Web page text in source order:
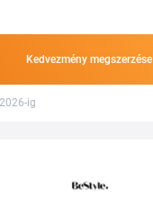
Kedvezmény megszerzése
ig